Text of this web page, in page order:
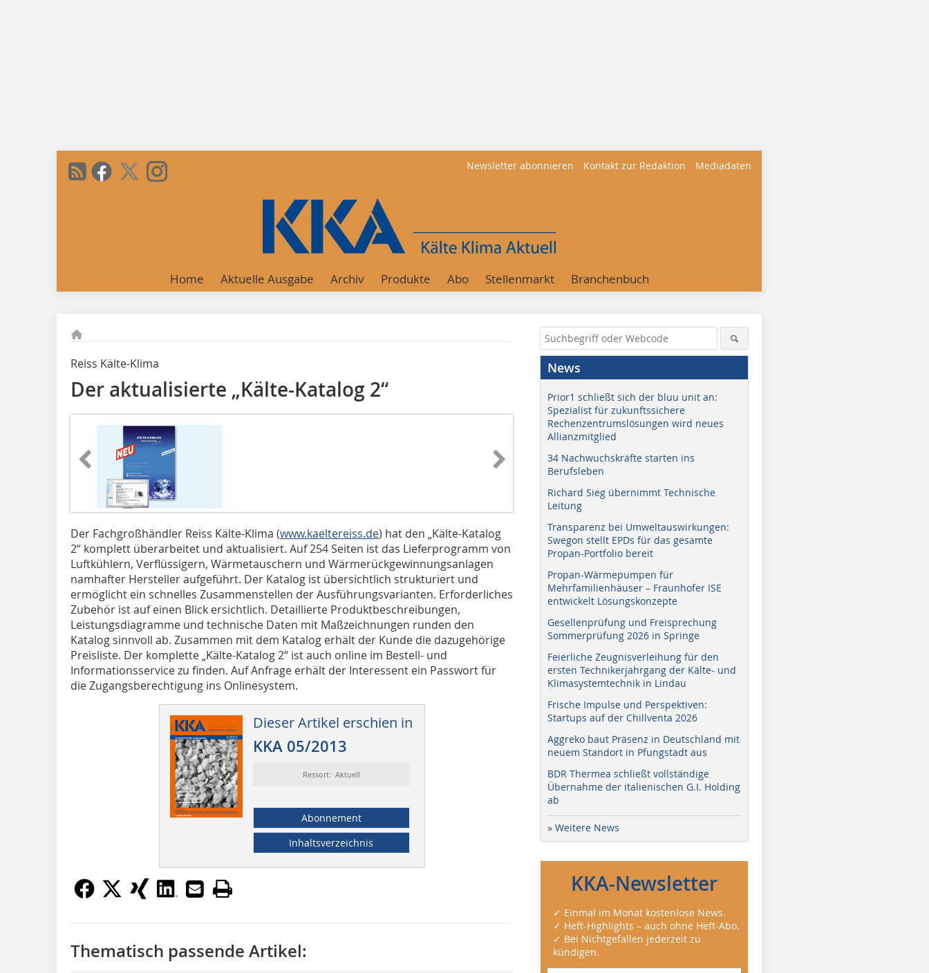
Newsletter abonnieren Kontakt zur Redaktion Mediadaten
Home Aktuelle Ausgabe Archiv Produkte Abo Stellenmarkt Branchenbuch
Reiss Kälte-Klima
Der aktualisierte „Kälte-Katalog 2“
Der Fachgroßhändler Reiss Kälte-Klima (www.kaeltereiss.de) hat den „Kälte-Katalog
2“ komplett überarbeitet und aktualisiert. Auf 254 Seiten ist das Lieferprogramm von
Luftkühlern, Verflüssigern, Wärmetauschern und Wärmerückgewinnungsanlagen
namhafter Hersteller aufgeführt. Der Katalog ist übersichtlich strukturiert und
ermöglicht ein schnelles Zusammenstellen der Ausführungsvarianten. Erforderliches
Zubehör ist auf einen Blick ersichtlich. Detaillierte Produktbeschreibungen,
Leistungsdiagramme und technische Daten mit Maßzeichnungen runden den
Katalog sinnvoll ab. Zusammen mit dem Katalog erhält der Kunde die dazugehörige
Preisliste. Der komplette „Kälte-Katalog 2“ ist auch online im Bestell- und
Informationsservice zu finden. Auf Anfrage erhält der Interessent ein Passwort für
die Zugangsberechtigung ins Onlinesystem.
Dieser Artikel erschien in
KKA 05/2013
Ressort: Aktuell
Abonnement
Inhaltsverzeichnis
Thematisch passende Artikel:
News
Prior1 schließt sich der bluu unit an:
Spezialist für zukunftssichere
Rechenzentrumslösungen wird neues
Allianzmitglied
34 Nachwuchskräfte starten ins
Berufsleben
Richard Sieg übernimmt Technische
Leitung
Transparenz bei Umweltauswirkungen:
Swegon stellt EPDs für das gesamte
Propan-Portfolio bereit
Propan-Wärmepumpen für
Mehrfamilienhäuser – Fraunhofer ISE
entwickelt Lösungskonzepte
Gesellenprüfung und Freisprechung
Sommerprüfung 2026 in Springe
Feierliche Zeugnisverleihung für den
ersten Technikerjahrgang der Kälte- und
Klimasystemtechnik in Lindau
Frische Impulse und Perspektiven:
Startups auf der Chillventa 2026
Aggreko baut Präsenz in Deutschland mit
neuem Standort in Pfungstadt aus
BDR Thermea schließt vollständige
Übernahme der italienischen G.I. Holding
ab
» Weitere News
KKA-Newsletter
✓ Einmal im Monat kostenlose News.
✓ Heft-Highlights – auch ohne Heft-Abo.
✓ Bei Nichtgefallen jederzeit zu
kündigen.